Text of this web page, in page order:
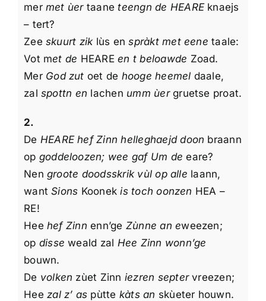
mermet ùertaaneteengn de HEAREknaejs
– tert?
Zeeskuurt ziklùs enspràkt met eene taale:
Vot met de HEAREen t beloawde Zoad.
MerGod zut oet de hooge heemel daale,
zalspottn en lachen umm ùergruetse proat.
2.
De HEARE hef Zinn helleghaejd doon braann
op goddeloozen; wee gaf Um de eare?
Nengroote doodsskrik vùl op alle laann,
wantSions Koonekis toch oonzen HEA –
RE!
Heehef Zinn enn’ge Zùnne an eweezen;
op disse weald zal Hee Zinn wonn’ge
bouwn.
De volken zùet Zinn iezren septervreezen;
Hee zal z’ as pùtte kàts an skùeter houwn.